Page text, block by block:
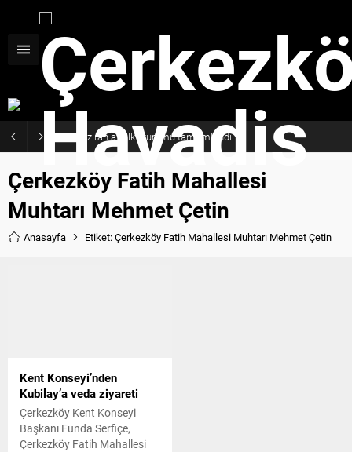
Haziran ayı ilk oturumu tamamlandı
Çerkezköy Fatih Mahallesi
Muhtarı Mehmet Çetin
Anasayfa Etiket: Çerkezköy Fatih Mahallesi Muhtarı Mehmet Çetin
Kent Konseyi’nden
Kubilay’a veda ziyareti
Çerkezköy Kent Konseyi
Başkanı Funda Serfiçe,
Çerkezköy Fatih Mahallesi